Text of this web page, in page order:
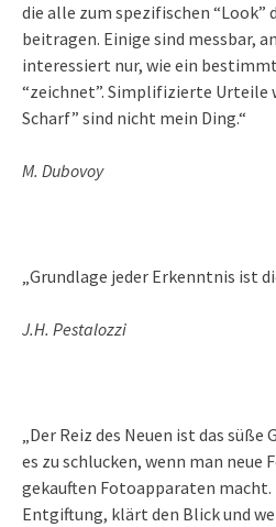
die alle zum spezifischen
beitragen. Einige sind messbar,
interessiert nur, wie ein
“zeichnet”. Simplifizierte Urteile
Scharf” sind nicht mein Ding.“
M. Dubovoy
„Grundlage jeder Erkenntnis ist
J.H. Pestalozzi
„Der Reiz des Neuen ist das süße
es zu schlucken, wenn man neue
gekauften Fotoapparaten macht.
Entgiftung, klärt den Blick und